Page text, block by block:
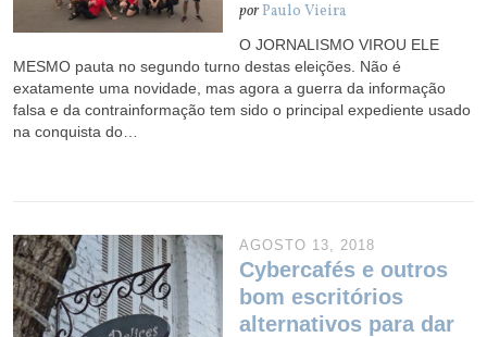
porPaulo Vieira
O JORNALISMO VIROU ELE
MESMO pauta no segundo turno destas eleições. Não é
exatamente uma novidade, mas agora a guerra da informação
falsa e da contrainformação tem sido o principal expediente usado
na conquista do…
AGOSTO 13, 2018
Cybercafés e outros
bom escritórios
alternativos para dar